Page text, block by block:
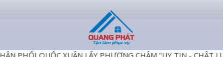
QUỐC XUÂN LẤY PHƯƠNG CHÂM "UY TIN - CHÂT LƯỢNG